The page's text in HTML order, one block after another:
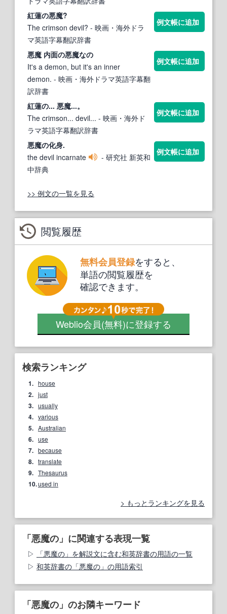
紅蓮の悪魔?
The crimson devil? - 映画・海外ドラ
マ英語字幕翻訳辞書
例文帳に追加
悪魔 内面の悪魔なの
It's a demon, but it's an inner
demon. - 映画・海外ドラマ英語字幕翻
訳辞書
例文帳に追加
紅蓮の... 悪魔...。
The crimson... devil... - 映画・海外ド
ラマ英語字幕翻訳辞書
例文帳に追加
悪魔の化身.
the devil incarnate
- 研究社 新英和
中辞典
例文帳に追加
>> 例文の一覧を見る
閲覧履歴
無料会員登録をすると、
単語の閲覧履歴を
確認できます。
Weblio会員(無料)に登録する
検索ランキング
1. house
2. just
3. usually
4. various
5. Australian
6. use
7. because
8. translate
9. Thesaurus
10.used in
もっとランキングを見る
「悪魔の」に関連する表現一覧
「悪魔の」を解説文に含む和英辞書の用語の一覧
和英辞書の「悪魔の」の用語索引
「悪魔の」のお隣キーワード